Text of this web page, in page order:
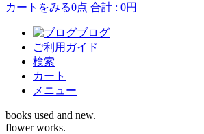
カートをみる0点 合計 : 0円
ブログ
ご利用ガイド
検索
カート
メニュー
books used and new.
flower works.